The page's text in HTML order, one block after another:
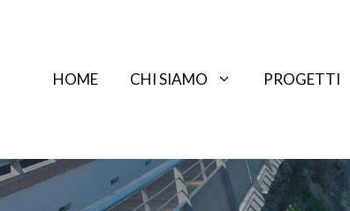
HOME CHI SIAMO PROGETTI